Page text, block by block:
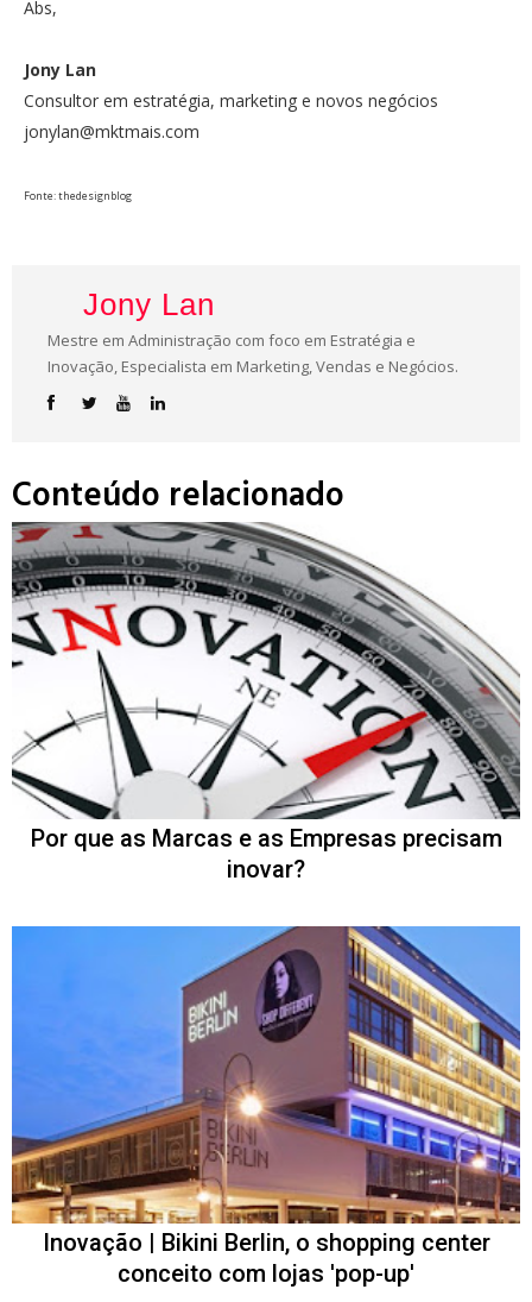
Abs,
Jony Lan
Consultor em estratégia, marketing e novos negócios
jonylan@mktmais.com
Fonte: thedesignblog
Jony Lan
Mestre em Administração com foco em Estratégia e
Inovação, Especialista em Marketing, Vendas e Negócios.
Conteúdo relacionado
Por que as Marcas e as Empresas precisam
inovar?
Inovação | Bikini Berlin, o shopping center
conceito com lojas 'pop-up'